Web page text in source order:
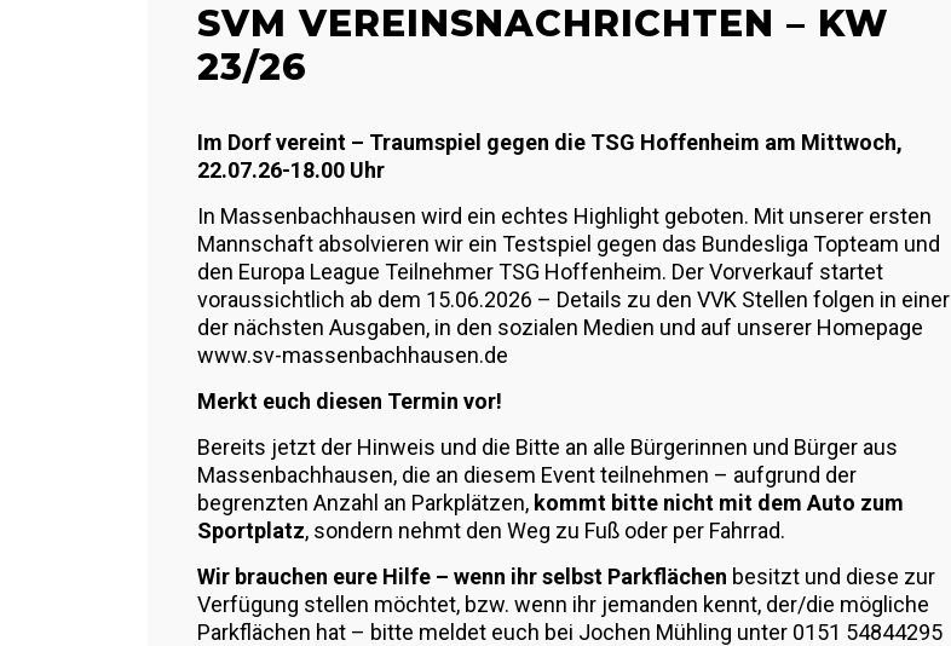
SVM VEREINSNACHRICHTEN – KW
23/26
Im Dorf vereint – Traumspiel gegen die TSG Hoffenheim am Mittwoch,
22.07.26-18.00 Uhr
In Massenbachhausen wird ein echtes Highlight geboten. Mit unserer ersten
Mannschaft absolvieren wir ein Testspiel gegen das Bundesliga Topteam und
den Europa League Teilnehmer TSG Hoffenheim. Der Vorverkauf startet
voraussichtlich ab dem 15.06.2026 – Details zu den VVK Stellen folgen in einer
der nächsten Ausgaben, in den sozialen Medien und auf unserer Homepage
www.sv-massenbachhausen.de
Merkt euch diesen Termin vor!
Bereits jetzt der Hinweis und die Bitte an alle Bürgerinnen und Bürger aus
Massenbachhausen, die an diesem Event teilnehmen – aufgrund der
begrenzten Anzahl an Parkplätzen, kommt bitte nicht mit dem Auto zum
Sportplatz, sondern nehmt den Weg zu Fuß oder per Fahrrad.
Wir brauchen eure Hilfe – wenn ihr selbst Parkflächen besitzt und diese zur
Verfügung stellen möchtet, bzw. wenn ihr jemanden kennt, der/die mögliche
Parkflächen hat – bitte meldet euch bei Jochen Mühling unter 0151 54844295